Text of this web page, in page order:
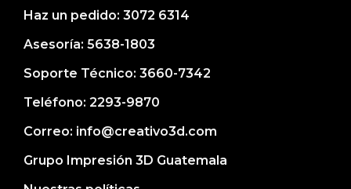
Haz un pedido: 3072 6314
Asesoría: 5638-1803
Soporte Técnico: 3660-7342
Teléfono: 2293-9870
Correo: info@creativo3d.com
Grupo Impresión 3D Guatemala